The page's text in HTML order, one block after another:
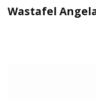
Wastafel